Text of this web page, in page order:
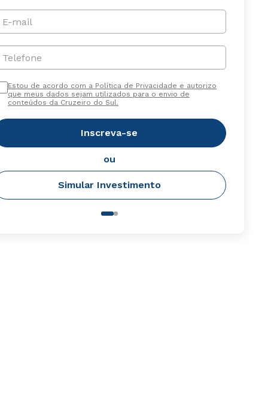
E-mail
Telefone
Estou de acordo com a Política de Privacidade e autorizo
que meus dados sejam utilizados para o envio de
conteúdos da Cruzeiro do Sul.
Inscreva-se
ou
Simular Investimento